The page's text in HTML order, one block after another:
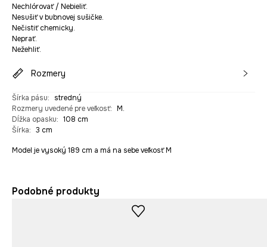
Nechlórovať / Nebieliť.
Nesušiť v bubnovej sušičke.
Nečistiť chemicky.
Neprať.
Nežehliť.
Rozmery
Šírka pásu:
stredný
Rozmery uvedené pre veľkosť: M.
Dĺžka opasku: 108 cm
Šírka: 3 cm
Model je vysoký 189 cm a má na sebe veľkosť M
Podobné produkty